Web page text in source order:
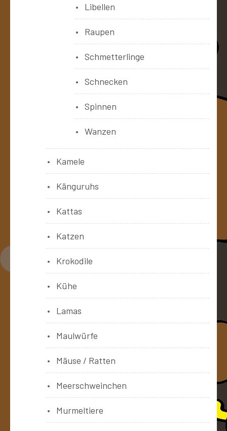
Libellen
Raupen
Schmetterlinge
Schnecken
Spinnen
Wanzen
Kamele
Känguruhs
Kattas
Katzen
Krokodile
Kühe
Lamas
Maulwürfe
Mäuse / Ratten
Meerschweinchen
Murmeltiere